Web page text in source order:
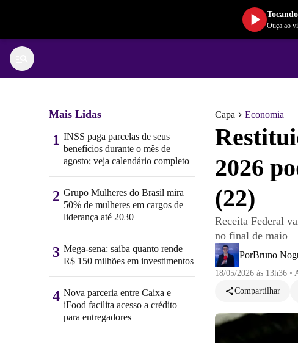
Capa Economia
2026
(22)
Receita Federal
no final de maio
PorBruno
18/05/2026 às 13h36 •
Compartilhar
Mais Lidas
1 INSS paga parcelas de seus
benefícios durante o mês de
agosto; veja calendário completo
2 Grupo Mulheres do Brasil mira
50% de mulheres em cargos de
liderança até 2030
3 Mega-sena: saiba quanto rende
R$ 150 milhões em investimentos
4 Nova parceria entre Caixa e
iFood facilita acesso a crédito
para entregadores
Ouça ao